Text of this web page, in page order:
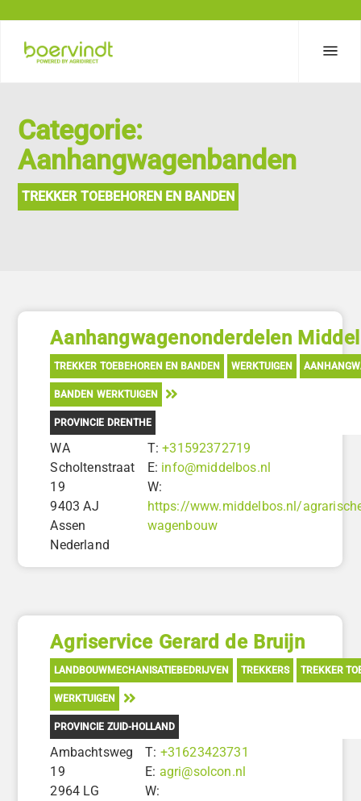
Categorie:
Aanhangwagenbanden
TREKKER TOEBEHOREN EN BANDEN
Aanhangwagenonderdelen
TREKKER TOEBEHOREN EN BANDEN WERKTUIGEN
BANDEN WERKTUIGEN
PROVINCIE DRENTHE
WA
Scholtenstraat
19
9403 AJ
Assen
Nederland
T:+31592372719
E: info@middelbos.nl
W:
https://www.middelbos.nl/
wagenbouw
Agriservice Gerard de Bruijn
LANDBOUWMECHANISATIEBEDRIJVEN TREKKERS TREKKER
WERKTUIGEN
PROVINCIE ZUID-HOLLAND
Ambachtsweg
19
2964 LG
T: +31623423731
E: agri@solcon.nl
W: